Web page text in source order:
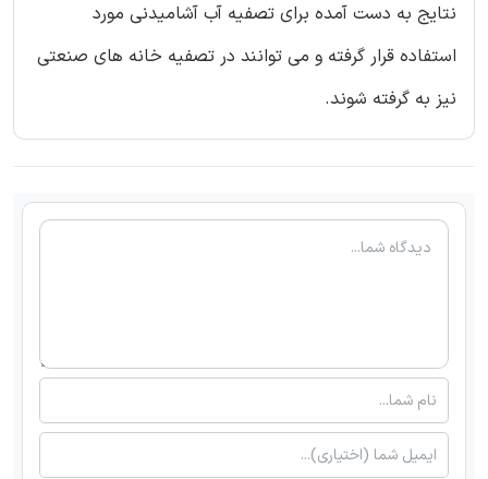
نتایج به دست آمده برای تصفیه آب آشامیدنی مورد
استفاده قرار گرفته و می توانند در تصفیه خانه های صنعتی
نیز به گرفته شوند.